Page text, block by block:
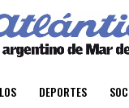
DEPORTES